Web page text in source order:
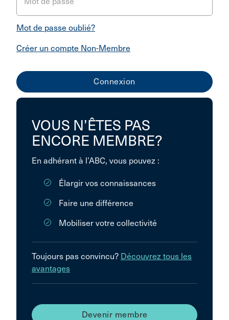
Mot de passe oublié?
Créer un compte Non-Membre
VOUS N’ÊTES PAS
ENCORE MEMBRE?
En adhérant à l’ABC, vous pouvez :
Élargir vos connaissances
Faire une différence
Mobiliser votre collectivité
Toujours pas convincu? Découvrez tous les
avantages
Devenir membre